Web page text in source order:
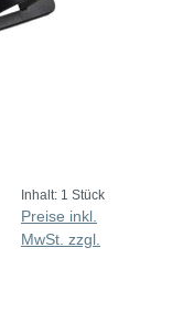
Inhalt: 1 Stück
Preise inkl.
MwSt. zzgl.